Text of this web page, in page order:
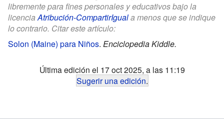
libremente para fines personales y educativos bajo la
licenciaAtribución-CompartirIguala menos que se indique
lo contrario. Citar este artículo:
Solon (Maine) para Niños. Enciclopedia Kiddle.
Última edición el 17 oct 2025, a las 11:19
Sugerir una edición.